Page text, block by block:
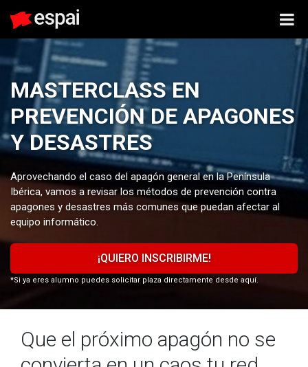
MASTERCLASS EN
PREVENCIÓN DE APAGONES
Y DESASTRES
Aprovechando el caso del apagón general en la Península
Ibérica, vamos a revisar los métodos de prevención contra
apagones y desastres más comunes que puedan afectar al
equipo informático.
¡QUIERO INSCRIBIRME!
*Si ya eres alumno puedes solicitar plaza directamente desde aquí.
Que el próximo apagón no se